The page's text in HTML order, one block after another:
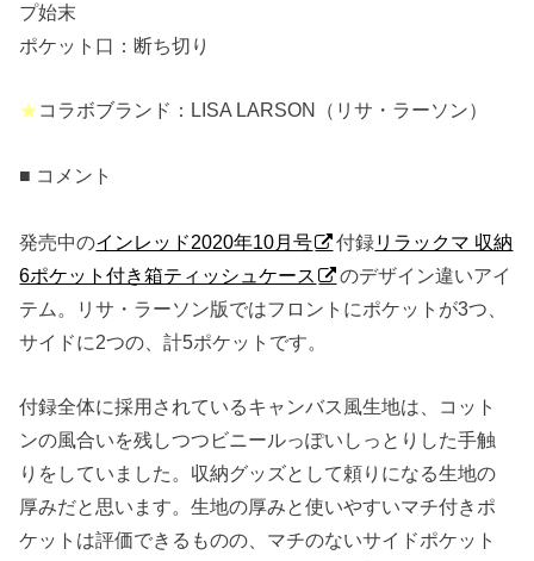
プ始末
ポケット口：断ち切り
★コラボブランド：LISA LARSON（リサ・ラーソン）
■ コメント
発売中のインレッド2020年10月号 付録リラックマ 収納
6ポケット付き箱ティッシュケース
のデザイン違いアイ
テム。リサ・ラーソン版ではフロントにポケットが3つ、
サイドに2つの、計5ポケットです。
付録全体に採用されているキャンバス風生地は、コット
ンの風合いを残しつつビニールっぽいしっとりした手触
りをしていました。収納グッズとして頼りになる生地の
厚みだと思います。生地の厚みと使いやすいマチ付きポ
ケットは評価できるものの、マチのないサイドポケット